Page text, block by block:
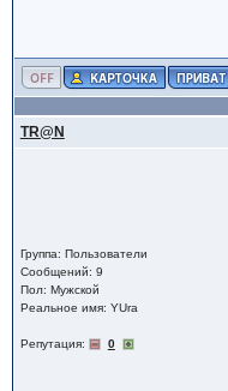
TR@N
Группа: Пользователи
Сообщений: 9
Пол: Мужской
Реальное имя: YUra
Репутация: 0